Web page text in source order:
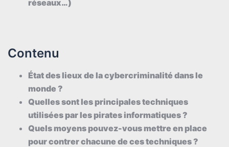
réseaux…)
Contenu
État des lieux de la cybercriminalité dans le
monde ?
Quelles sont les principales techniques
utilisées par les pirates informatiques ?
Quels moyens pouvez-vous mettre en place
pour contrer chacune de ces techniques ?